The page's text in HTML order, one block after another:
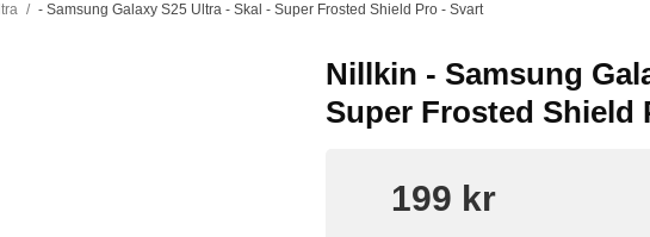
/ - Samsung Galaxy S25 Ultra - Skal - Super Frosted Shield Pro - Svart
Nillkin - Samsung
Super Frosted Shield
199 kr